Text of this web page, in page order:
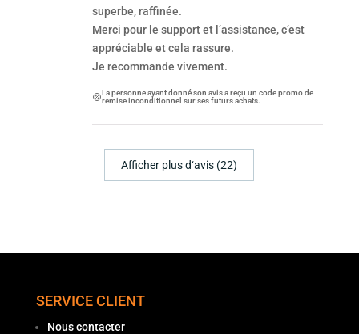
superbe, raffinée.
Merci pour le support et l’assistance, c’est
appréciable et cela rassure.
Je recommande vivement.
La personne ayant donné son avis a reçu un code promo de
remise inconditionnel sur ses futurs achats.
Afficher plus d‘avis (22)
SERVICE CLIENT
Nous contacter